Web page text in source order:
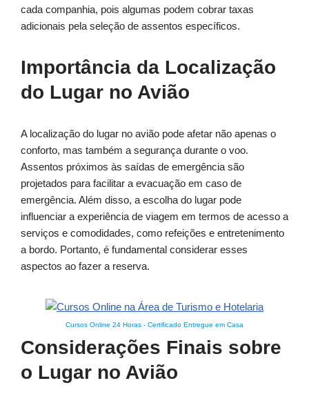
cada companhia, pois algumas podem cobrar taxas
adicionais pela seleção de assentos específicos.
Importância da Localização
do Lugar no Avião
A localização do lugar no avião pode afetar não apenas o
conforto, mas também a segurança durante o voo.
Assentos próximos às saídas de emergência são
projetados para facilitar a evacuação em caso de
emergência. Além disso, a escolha do lugar pode
influenciar a experiência de viagem em termos de acesso a
serviços e comodidades, como refeições e entretenimento
a bordo. Portanto, é fundamental considerar esses
aspectos ao fazer a reserva.
Cursos Online 24 Horas - Certificado Entregue em Casa
Considerações Finais sobre
o Lugar no Avião